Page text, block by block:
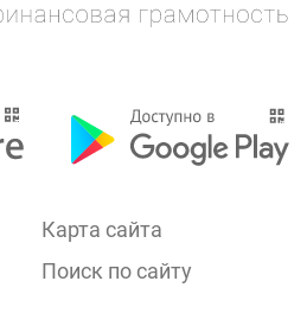
Карта сайта
Поиск по сайту